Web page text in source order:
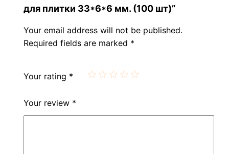
для плитки 33*6*6 мм. (100 шт)”
Your email address will not be published.
Required fields are marked *
Your rating *
Your review *